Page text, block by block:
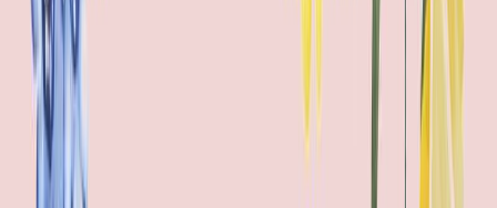
Μετάφραση
Ουρανία Τουτουντζή